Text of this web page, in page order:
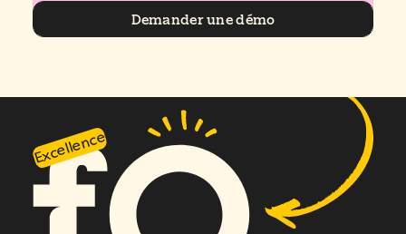
Demander une démo
Excellence